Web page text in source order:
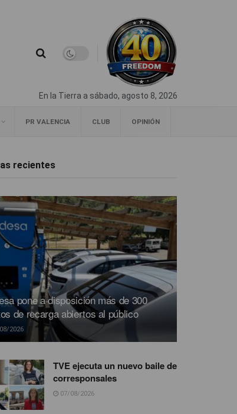
En la Tierra a sábado, agosto 8, 2026
PR VALENCIA CLUB OPINIÓN
recientes
pone a disposición más de 300
de recarga abiertos al público
2026
TVE ejecuta un nuevo baile de
corresponsales
07/08/2026